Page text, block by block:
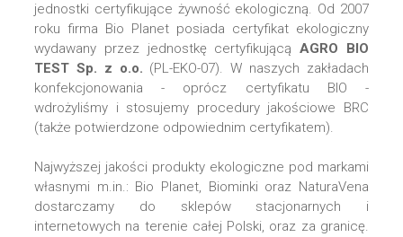
jednostki certyfikujące żywność ekologiczną. Od 2007
roku firma Bio Planet posiada certyfikat ekologiczny
wydawany przez jednostkę certyfikującąAGRO BIO
TEST Sp. z o.o. (PL-EKO-07). W naszych zakładach
konfekcjonowania - oprócz certyfikatu BIO -
wdrożyliśmy i stosujemy procedury jakościowe BRC
(także potwierdzone odpowiednim certyfikatem).
Najwyższej jakości produkty ekologiczne pod markami
własnymi m.in.: Bio Planet, Biominki oraz NaturaVena
dostarczamy do sklepów stacjonarnych i
internetowych na terenie całej Polski, oraz za granicę.